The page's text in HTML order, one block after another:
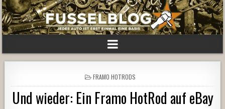
POSTED
IN
FRAMO HOTRODS
Und wieder: Ein Framo HotRod auf eBay